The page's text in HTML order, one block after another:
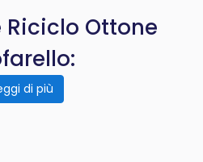
Riciclo Ottone
di più